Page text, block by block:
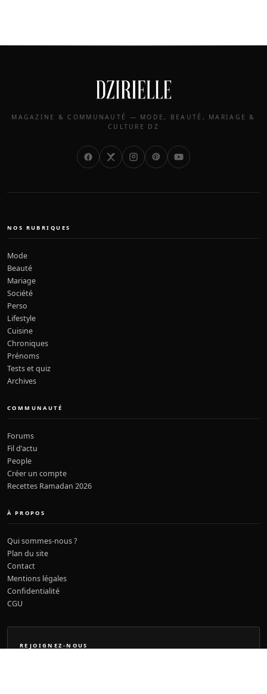
MAGAZINE & COMMUNAUTÉ — MODE, BEAUTÉ, MARIAGE &
CULTURE DZ
NOS RUBRIQUES
Mode
Beauté
Mariage
Société
Perso
Lifestyle
Cuisine
Chroniques
Prénoms
Tests et quiz
Archives
COMMUNAUTÉ
Forums
Fil d’actu
People
Créer un compte
Recettes Ramadan 2026
À PROPOS
Qui sommes-nous ?
Plan du site
Contact
Mentions légales
Confidentialité
CGU
REJOIGNEZ-NOUS